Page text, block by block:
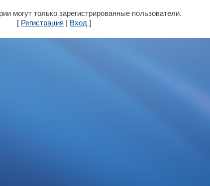
могут только зарегистрированные пользователи.
[ Регистрация Вход ]